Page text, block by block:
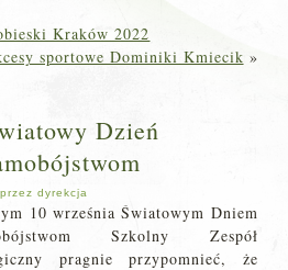
Kraków 2022
sportowe Dominiki Kmiecik »
Dzień
przez dyrekcja
10 września Światowym Dniem
Szkolny Zespół
pragnie przypomnieć, że